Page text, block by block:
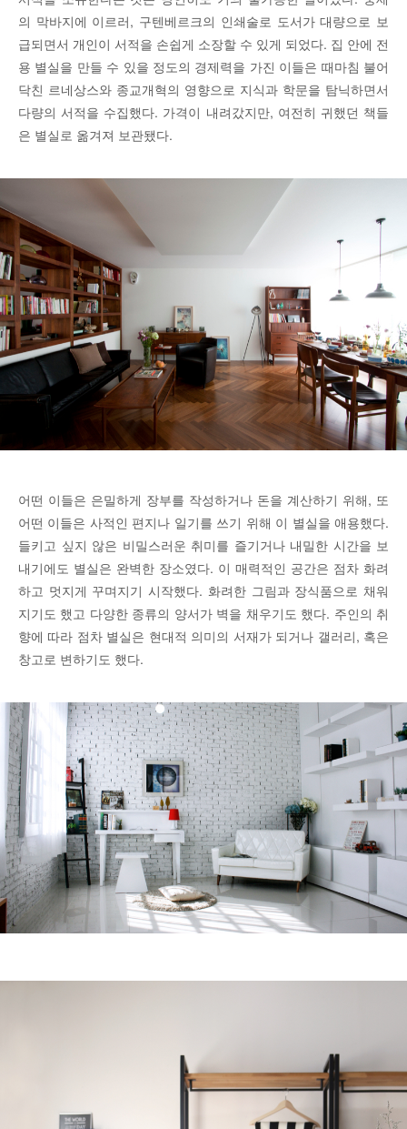
의 막바지에 이르러, 구텐베르크의 인쇄술로 도서가 대량으로 보
급되면서 개인이 서적을 손쉽게 소장할 수 있게 되었다. 집 안에 전
용 별실을 만들 수 있을 정도의 경제력을 가진 이들은 때마침 불어
닥친 르네상스와 종교개혁의 영향으로 지식과 학문을 탐닉하면서
다량의 서적을 수집했다. 가격이 내려갔지만, 여전히 귀했던 책들
은 별실로 옮겨져 보관됐다.
어떤 이들은 은밀하게 장부를 작성하거나 돈을 계산하기 위해, 또
어떤 이들은 사적인 편지나 일기를 쓰기 위해 이 별실을 애용했다.
들키고 싶지 않은 비밀스러운 취미를 즐기거나 내밀한 시간을 보
내기에도 별실은 완벽한 장소였다. 이 매력적인 공간은 점차 화려
하고 멋지게 꾸며지기 시작했다. 화려한 그림과 장식품으로 채워
지기도 했고 다양한 종류의 양서가 벽을 채우기도 했다. 주인의 취
향에 따라 점차 별실은 현대적 의미의 서재가 되거나 갤러리, 혹은
창고로 변하기도 했다.